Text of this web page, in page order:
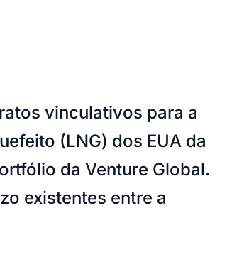
vinculativos para a
(LNG) dos EUA da
da Venture Global.
existentes entre a